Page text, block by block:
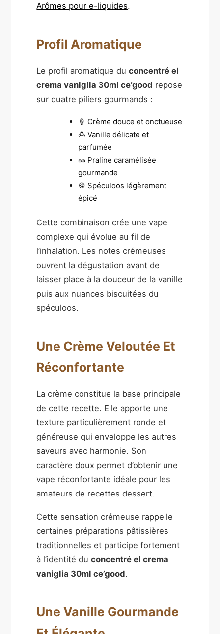
Arômes pour e-liquides.
Profil Aromatique
Le profil aromatique duconcentré el
crema vaniglia 30ml ce’good repose
sur quatre piliers gourmands :
🍦 Crème douce et onctueuse
🍮 Vanille délicate et
parfumée
🥜 Praline caramélisée
gourmande
🍪 Spéculoos légèrement
épicé
Cette combinaison crée une vape
complexe qui évolue au fil de
l’inhalation. Les notes crémeuses
ouvrent la dégustation avant de
laisser place à la douceur de la vanille
puis aux nuances biscuitées du
spéculoos.
Une Crème Veloutée Et
Réconfortante
La crème constitue la base principale
de cette recette. Elle apporte une
texture particulièrement ronde et
généreuse qui enveloppe les autres
saveurs avec harmonie. Son
caractère doux permet d’obtenir une
vape réconfortante idéale pour les
amateurs de recettes dessert.
Cette sensation crémeuse rappelle
certaines préparations pâtissières
traditionnelles et participe fortement
à l’identité duconcentré el crema
vaniglia 30ml ce’good.
Une Vanille Gourmande